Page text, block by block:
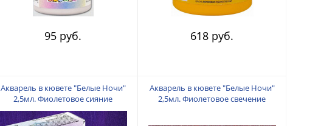
95 руб. 618 руб.
Акварель в кювете "Белые Ночи"
2,5мл. Фиолетовое сияние
Акварель в кювете "Белые Ночи"
2,5мл. Фиолетовое свечение